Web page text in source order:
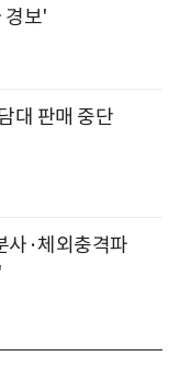
경보'
대 판매 중단
사·체외충격파